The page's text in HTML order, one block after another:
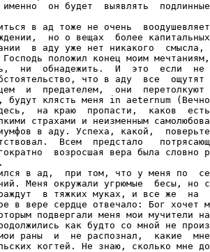
он будет  выявлять
в ад тоже не очень
но о вещах  более
в аду уже нет никакого  смысла,
положил конец моим
ни  обнадежить.  И  это  если
что в аду  все
и  предателем,  они  перетолкуют
будут клясть меня in aeternum
на краю  пропасти,  каков
страхами и неизменным
в аду. Успеха, какой,
Всем  предстало
возросшая вера была словно
в ад,  при том, что у меня по
Меня окружали угрюмые  бесы, но
в тяжких муках, и все же  на
в вере сердце отвечало: Бог хочет
подвергали меня мои мучители
как будто со мной не
раны  и  не распознал,  какие
когтей. Не знаю, сколько мне